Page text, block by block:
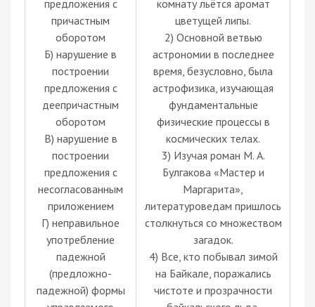
предложения с
причастным
оборотом
Б) нарушение в
построении
предложения с
деепричастным
оборотом
В) нарушение в
построении
предложения с
несогласованным
приложением
Г) неправильное
употребление
падежной
(предложно-
падежной) формы
комнату льётся аромат
цветущей липы.
2) Основной ветвью
астрономии в последнее
время, безусловно, была
астрофизика, изучающая
фундаментальные
физические процессы в
космических телах.
3) Изучая роман М. А.
Булгакова «Мастер и
Маргарита»,
литературоведам пришлось
столкнуться со множеством
загадок.
4) Все, кто побывал зимой
на Байкале, поражались
чистоте и прозрачности